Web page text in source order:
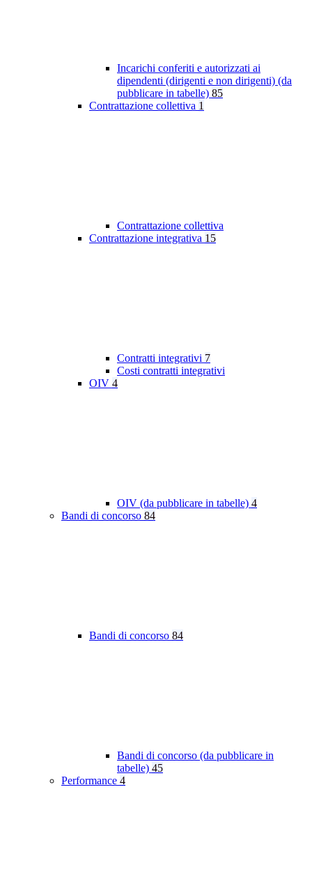
Incarichi conferiti e autorizzati ai
dipendenti (dirigenti e non dirigenti) (da
pubblicare in tabelle) 85
Contrattazione collettiva 1
Contrattazione collettiva
Contrattazione integrativa 15
Contratti integrativi 7
Costi contratti integrativi
OIV 4
OIV (da pubblicare in tabelle) 4
Bandi di concorso 84
Bandi di concorso 84
Bandi di concorso (da pubblicare in
tabelle) 45
Performance 4